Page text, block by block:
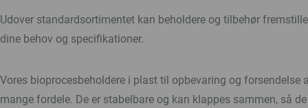
Udover standardsortimentet kan beholdere og tilbehør
dine behov og specifikationer.
Vores bioprocesbeholdere i plast til opbevaring og forsendelse
mange fordele. De er stabelbare og kan klappes sammen, så